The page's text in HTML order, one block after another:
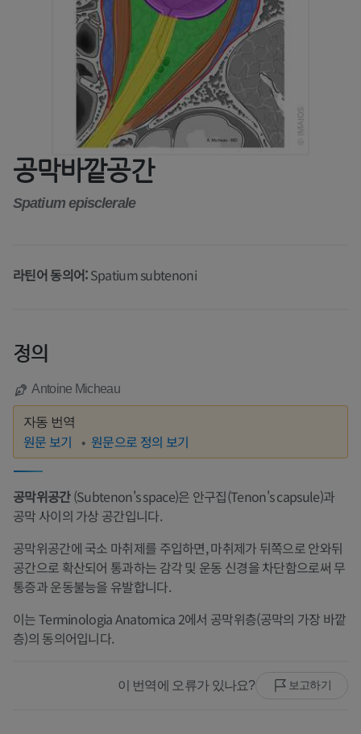
공막바깥공간
Spatium episclerale
라틴어 동의어:Spatium subtenoni
정의
Antoine Micheau
자동 번역
원문 보기 원문으로 정의 보기
공막위공간(Subtenon's space)은 안구집(Tenon's capsule)과
공막 사이의 가상 공간입니다.
공막위공간에 국소 마취제를 주입하면, 마취제가 뒤쪽으로 안와뒤
공간으로 확산되어 통과하는 감각 및 운동 신경을 차단함으로써 무
통증과 운동불능을 유발합니다.
이는 Terminologia Anatomica 2에서 공막위층(공막의 가장 바깥
층)의 동의어입니다.
이 번역에 오류가 있나요? 보고하기